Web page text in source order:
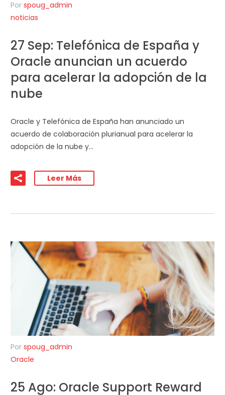
Por spoug_admin
noticias
27 Sep: Telefónica de España y
Oracle anuncian un acuerdo
para acelerar la adopción de la
nube
Oracle y Telefónica de España han anunciado un
acuerdo de colaboración plurianual para acelerar la
adopción de la nube y…
Leer Más
Por spoug_admin
Oracle
25 Ago: Oracle Support Reward